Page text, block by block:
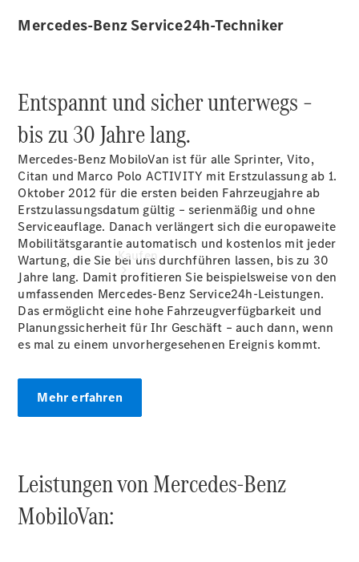
Servicetermin
Kaufen
Übersicht
Mercedes-
Benz
Sprinter
Mercedes-Benz Service24h-Techniker
Entspannt und sicher unterwegs –
bis zu 30 Jahre lang.
Mercedes-Benz MobiloVan ist für alle Sprinter, Vito,
Citan und Marco Polo ACTIVITY mit Erstzulassung ab 1.
Oktober 2012 für die ersten beiden Fahrzeugjahre ab
Erstzulassungsdatum gültig – serienmäßig und ohne
Serviceauflage. Danach verlängert sich die europaweite
Mobilitätsgarantie automatisch und kostenlos mit jeder
Wartung, die Sie bei uns durchführen lassen, bis zu 30
Jahre lang. Damit profitieren Sie beispielsweise von den
umfassenden Mercedes-Benz Service24h-Leistungen.
Das ermöglicht eine hohe Fahrzeugverfügbarkeit und
Planungssicherheit für Ihr Geschäft – auch dann, wenn
es mal zu einem unvorhergesehenen Ereignis kommt.
Mehr erfahren
Leistungen von Mercedes-Benz
MobiloVan: